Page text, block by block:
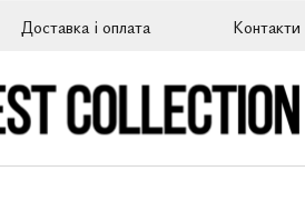
Доставка і оплата Контакти